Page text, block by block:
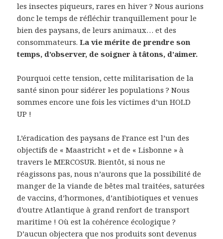
les insectes piqueurs, rares en hiver ? Nous aurions
donc le temps de réfléchir tranquillement pour le
bien des paysans, de leurs animaux… et des
consommateurs.La vie mérite de prendre son
temps, d’observer, de soigner à tâtons, d’aimer.
Pourquoi cette tension, cette militarisation de la
santé sinon pour sidérer les populations ? Nous
sommes encore une fois les victimes d’un HOLD
UP !
L’éradication des paysans de France est l’un des
objectifs de « Maastricht » et de « Lisbonne » à
travers le MERCOSUR. Bientôt, si nous ne
réagissons pas, nous n’aurons que la possibilité de
manger de la viande de bêtes mal traitées, saturées
de vaccins, d’hormones, d’antibiotiques et venues
d’outre Atlantique à grand renfort de transport
maritime ! Où est la cohérence écologique ?
D’aucun objectera que nos produits sont devenus